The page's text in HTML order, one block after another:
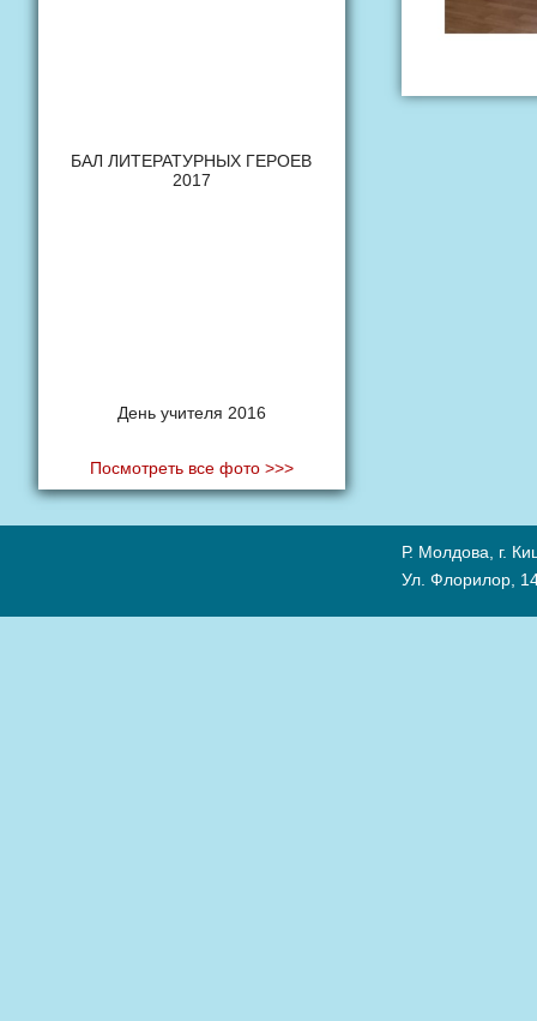
БАЛ ЛИТЕРАТУРНЫХ ГЕРОЕВ
2017
День учителя 2016
Посмотреть все фото >>>
Р. Молдова, г.
Ул. Флорилор,